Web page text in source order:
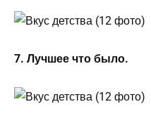
7. Лучшее что было.